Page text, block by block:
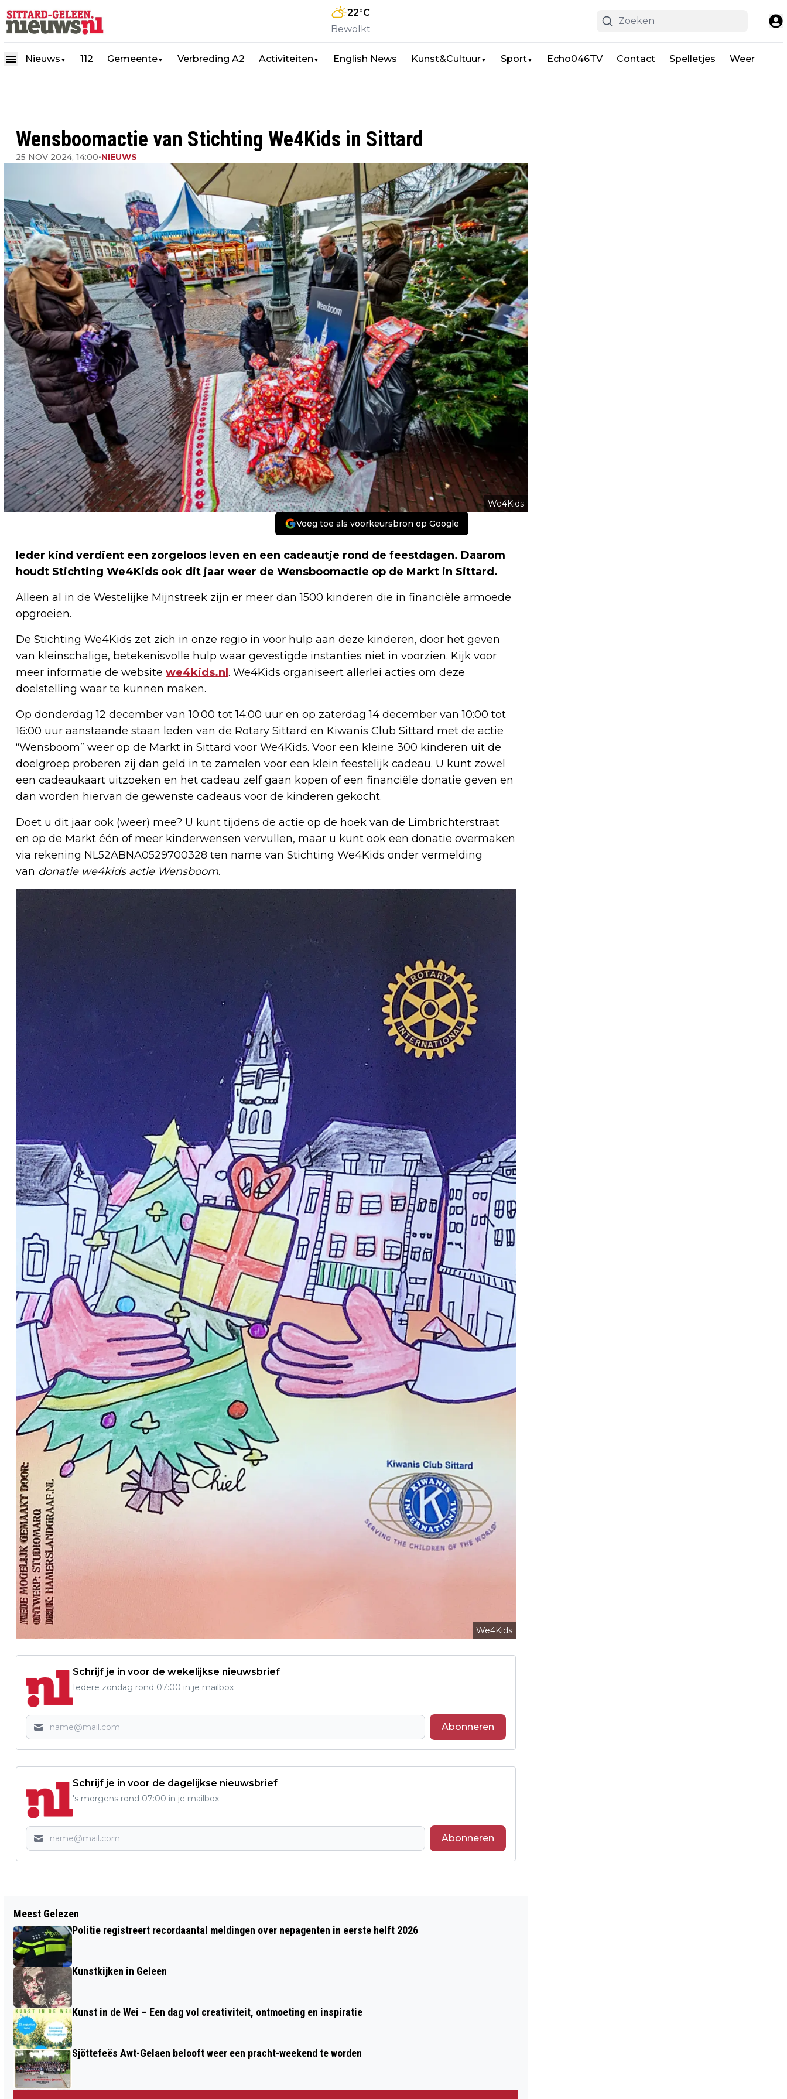
22°C
Bewolkt
Nieuws ▼ 112 Gemeente▼ Verbreding A2 Activiteiten ▼ English News Kunst&Cultuur▼ Sport▼ Echo046TV Contact Spelletjes Weer
Wensboomactie van Stichting We4Kids in Sittard
25 NOV 2024, 14:00•NIEUWS
We4Kids
Voeg toe als voorkeursbron op Google
Ieder kind verdient een zorgeloos leven en een cadeautje rond de feestdagen. Daarom
houdt Stichting We4Kids ook dit jaar weer de Wensboomactie op de Markt in Sittard.
Alleen al in de Westelijke Mijnstreek zijn er meer dan 1500 kinderen die in financiële armoede
opgroeien.
De Stichting We4Kids zet zich in onze regio in voor hulp aan deze kinderen, door het geven
van kleinschalige, betekenisvolle hulp waar gevestigde instanties niet in voorzien. Kijk voor
meer informatie de website we4kids.nl . We4Kids organiseert allerlei acties om deze
doelstelling waar te kunnen maken.
Op donderdag 12 december van 10:00 tot 14:00 uur en op zaterdag 14 december van 10:00 tot
16:00 uur aanstaande staan leden van de Rotary Sittard en Kiwanis Club Sittard met de actie
“Wensboom” weer op de Markt in Sittard voor We4Kids. Voor een kleine 300 kinderen uit de
doelgroep proberen zij dan geld in te zamelen voor een klein feestelijk cadeau. U kunt zowel
een cadeaukaart uitzoeken en het cadeau zelf gaan kopen of een financiële donatie geven en
dan worden hiervan de gewenste cadeaus voor de kinderen gekocht.
Doet u dit jaar ook (weer) mee? U kunt tijdens de actie op de hoek van de Limbrichterstraat
en op de Markt één of meer kinderwensen vervullen, maar u kunt ook een donatie overmaken
via rekening NL52ABNA0529700328 ten name van Stichting We4Kids onder vermelding
van donatie we4kids actie Wensboom.
We4Kids
Schrijf je in voor de wekelijkse nieuwsbrief
Iedere zondag rond 07:00 in je mailbox
Abonneren
Schrijf je in voor de dagelijkse nieuwsbrief
's morgens rond 07:00 in je mailbox
Abonneren
KABINET KOMT MET WET TEGEN
PESTEN VAN LEERLINGEN EN DOCENTEN
GEBRUIKEN
Meest Gelezen
Politie registreert recordaantal meldingen over nepagenten in eerste helft 2026
Kunstkijken in Geleen
Kunst in de Wei – Een dag vol creativiteit, ontmoeting en inspiratie
Sjöttefeës Awt-Gelaen belooft weer een pracht-weekend te worden